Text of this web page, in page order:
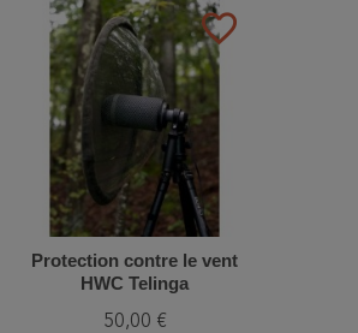
favorite_border
Protection contre le vent
HWC Telinga
50,00 €